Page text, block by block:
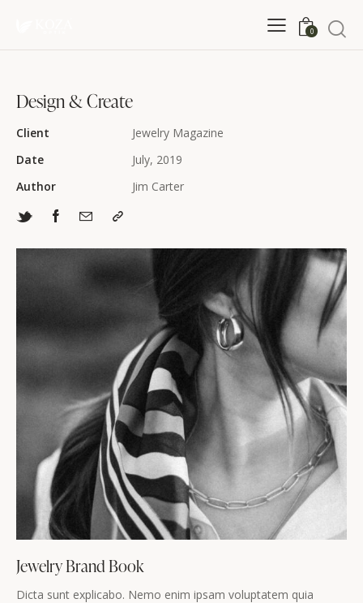
0
Design & Create
Jewelry Brand Book
Dicta sunt explicabo. Nemo enim ipsam voluptatem quia
Client
Jewelry Magazine
Date
July, 2019
Author
Jim Carter